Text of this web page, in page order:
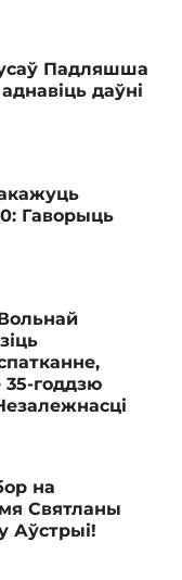
Падляшша
даўні
Гаворыць
годдзю
на
Святланы
Аўстрыі!